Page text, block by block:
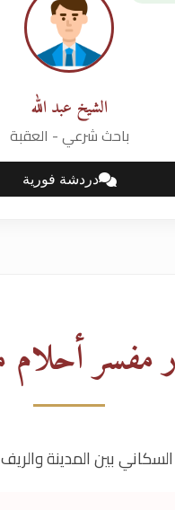
الشيخ عبد الله
باحث شرعي - العقبة
دردشة فورية
مفسر
بين المدينة